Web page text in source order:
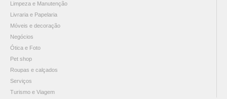
Limpeza e Manutenção
Livraria e Papelaria
Móveis e decoração
Negócios
Ótica e Foto
Pet shop
Roupas e calçados
Serviços
Turismo e Viagem